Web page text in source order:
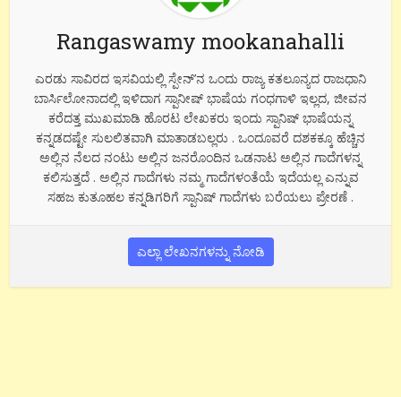
Rangaswamy mookanahalli
ಎರಡು ಸಾವಿರದ ಇಸವಿಯಲ್ಲಿ ಸ್ಪೇನ್’ನ ಒಂದು ರಾಜ್ಯ ಕತಲೂನ್ಯದ ರಾಜಧಾನಿ
ಬಾರ್ಸಿಲೋನಾದಲ್ಲಿ ಇಳಿದಾಗ ಸ್ಪಾನೀಷ್ ಭಾಷೆಯ ಗಂಧಗಾಳಿ ಇಲ್ಲದ, ಜೀವನ
ಕರೆದತ್ತ ಮುಖಮಾಡಿ ಹೊರಟ ಲೇಖಕರು ಇಂದು ಸ್ಪಾನಿಷ್ ಭಾಷೆಯನ್ನ
ಕನ್ನಡದಷ್ಟೇ ಸುಲಲಿತವಾಗಿ ಮಾತಾಡಬಲ್ಲರು . ಒಂದೂವರೆ ದಶಕಕ್ಕೂ ಹೆಚ್ಚಿನ
ಅಲ್ಲಿನ ನೆಲದ ನಂಟು ಅಲ್ಲಿನ ಜನರೊಂದಿನ ಒಡನಾಟ ಅಲ್ಲಿನ ಗಾದೆಗಳನ್ನ
ಕಲಿಸುತ್ತದೆ . ಅಲ್ಲಿನ ಗಾದೆಗಳು ನಮ್ಮ ಗಾದೆಗಳಂತೆಯೆ ಇದೆಯಲ್ಲ ಎನ್ನುವ
ಸಹಜ ಕುತೂಹಲ ಕನ್ನಡಿಗರಿಗೆ ಸ್ಪಾನಿಷ್ ಗಾದೆಗಳು ಬರೆಯಲು ಪ್ರೇರಣೆ .
ಎಲ್ಲಾ ಲೇಖನಗಳನ್ನು ನೋಡಿ